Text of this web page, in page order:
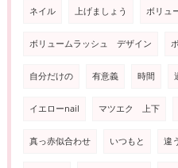
ネイル 上げましょう ボリュ
ボリュームラッシュ デザイン
自分だけの 有意義 時間
イエローnail マツエク 上下
真っ赤似合わせ いつもと 違う